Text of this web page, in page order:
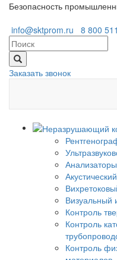
Безопасность
info@sktprom.ru
8 800
Заказать звонок
Визуальный
Контроль
Контроль
Контроль